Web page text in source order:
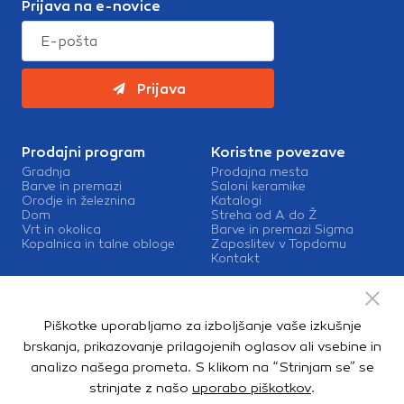
Prijava na e-novice
Prijava
Prodajni program
Gradnja
Barve in premazi
Orodje in železnina
Dom
Vrt in okolica
Kopalnica in talne obloge
Koristne povezave
Prodajna mesta
Saloni keramike
Katalogi
Streha od A do Ž
Barve in premazi Sigma
Zaposlitev v Topdomu
Kontakt
Mešalnice barv
Dostava
Piškotke uporabljamo za izboljšanje vaše izkušnje
brskanja, prikazovanje prilagojenih oglasov ali vsebine in
analizo našega prometa. S klikom na “Strinjam se” se
strinjate z našo uporabo piškotkov.